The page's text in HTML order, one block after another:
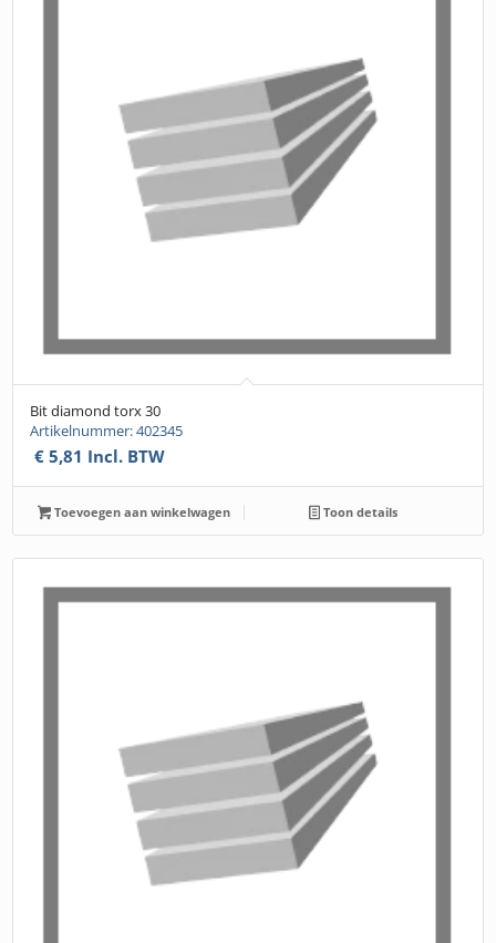
Bit diamond torx 30
Artikelnummer: 402345
€ 5,81 Incl. BTW
Toevoegen aan winkelwagen Toon details